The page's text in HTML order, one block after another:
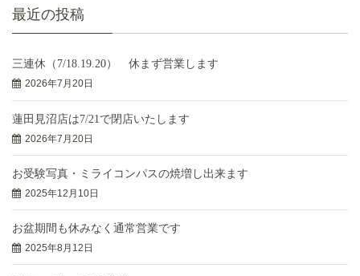
最近の投稿
三連休（7/18.19.20） 休まず営業します
2026年7月20日
蓮田見沼店は7/21で閉店いたします
2026年7月20日
お受験写真・ミライコンパスの焼増し出来ます
2025年12月10日
お盆期間も休みなく通常営業です
2025年8月12日